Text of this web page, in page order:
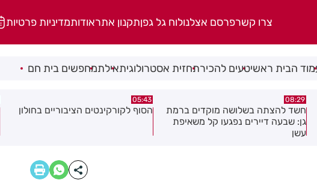
צרו קשרפרסם אצלנולוח גל גפןתקנון אתראודותמדיניות פרטיות
הבית ראשיטעים להכירתחזית אסטרולוגיתאילתמחפשים בית חם
05:43
הסוף לקורקינטים הציבוריים בחולון
00:32
בשורה ענקית לבעלי העסקים